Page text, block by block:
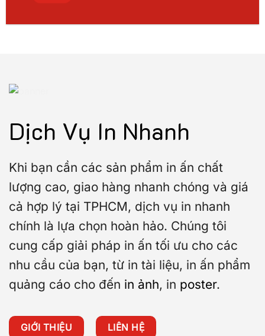
Dịch Vụ In Nhanh
Khi bạn cần các sản phẩm in ấn chất
lượng cao, giao hàng nhanh chóng và giá
cả hợp lý tại TPHCM, dịch vụ in nhanh
chính là lựa chọn hoàn hảo. Chúng tôi
cung cấp giải pháp in ấn tối ưu cho các
nhu cầu của bạn, từ in tài liệu, in ấn phẩm
quảng cáo cho đến in ảnh, in poster.
GIỚI THIỆU LIÊN HỆ